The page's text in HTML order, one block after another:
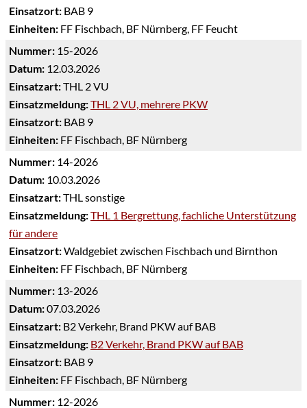
Einsatzort: BAB 9
Einheiten: FF Fischbach, BF Nürnberg, FF Feucht
Nummer: 15-2026
Datum: 12.03.2026
Einsatzart:THL 2 VU
Einsatzmeldung:THL 2 VU, mehrere PKW
Einsatzort: BAB 9
Einheiten: FF Fischbach, BF Nürnberg
Nummer: 14-2026
Datum: 10.03.2026
Einsatzart:THL sonstige
Einsatzmeldung:THL 1 Bergrettung, fachliche Unterstützung
für andere
Einsatzort:Waldgebiet zwischen Fischbach und Birnthon
Einheiten: FF Fischbach, BF Nürnberg
Nummer: 13-2026
Datum:07.03.2026
Einsatzart: B2 Verkehr, Brand PKW auf BAB
Einsatzmeldung: B2 Verkehr, Brand PKW auf BAB
Einsatzort: BAB 9
Einheiten: FF Fischbach, BF Nürnberg
Nummer: 12-2026